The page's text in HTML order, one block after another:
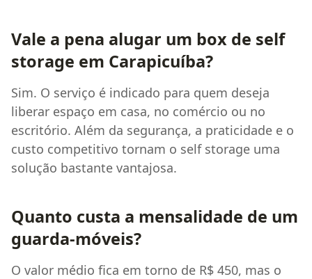
Vale a pena alugar um box de self
storage em Carapicuíba?
Sim. O serviço é indicado para quem deseja
liberar espaço em casa, no comércio ou no
escritório. Além da segurança, a praticidade e o
custo competitivo tornam o self storage uma
solução bastante vantajosa.
Quanto custa a mensalidade de um
guarda-móveis?
O valor médio fica em torno de R$ 450, mas o